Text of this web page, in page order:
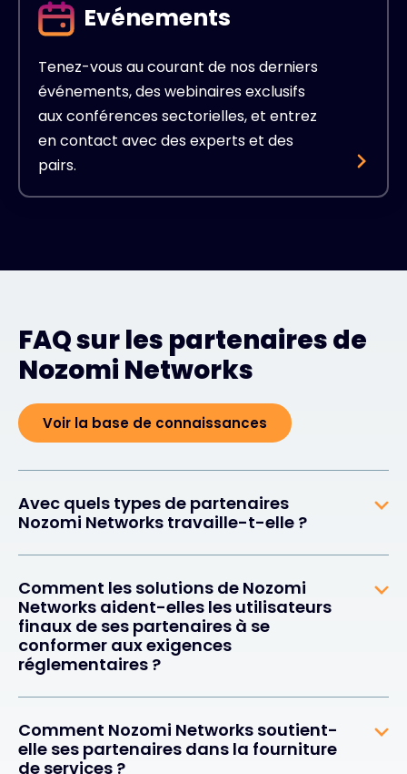
Evénements
Tenez-vous au courant de nos derniers
événements, des webinaires exclusifs
aux conférences sectorielles, et entrez
en contact avec des experts et des
pairs.
FAQ sur les partenaires de
Nozomi Networks
Voir la base de connaissances
Avec quels types de partenaires
Nozomi Networks travaille-t-elle ?
Comment les solutions de Nozomi
Networks aident-elles les utilisateurs
finaux de ses partenaires à se
conformer aux exigences
réglementaires ?
Comment Nozomi Networks soutient-
elle ses partenaires dans la fourniture
de services ?